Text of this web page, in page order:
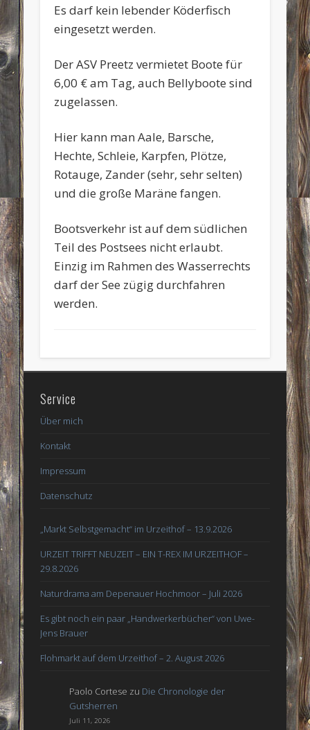
Es darf kein lebender Köderfisch
eingesetzt werden.
Der ASV Preetz vermietet Boote für
6,00 € am Tag, auch Bellyboote sind
zugelassen.
Hier kann man Aale, Barsche,
Hechte, Schleie, Karpfen, Plötze,
Rotauge, Zander (sehr, sehr selten)
und die große Maräne fangen.
Bootsverkehr ist auf dem südlichen
Teil des Postsees nicht erlaubt.
Einzig im Rahmen des Wasserrechts
darf der See zügig durchfahren
werden.
Service
Über mich
Kontakt
Impressum
Datenschutz
„Markt Selbstgemacht“ im Urzeithof – 13.9.2026
URZEIT TRIFFT NEUZEIT – EIN T-REX IM URZEITHOF –
29.8.2026
Naturdrama am Depenauer Hochmoor – Juli 2026
Es gibt noch ein paar „Handwerkerbücher“ von Uwe-
Jens Brauer
Flohmarkt auf dem Urzeithof – 2. August 2026
Paolo Cortese zu Die Chronologie der
Gutsherren
Juli 11, 2026